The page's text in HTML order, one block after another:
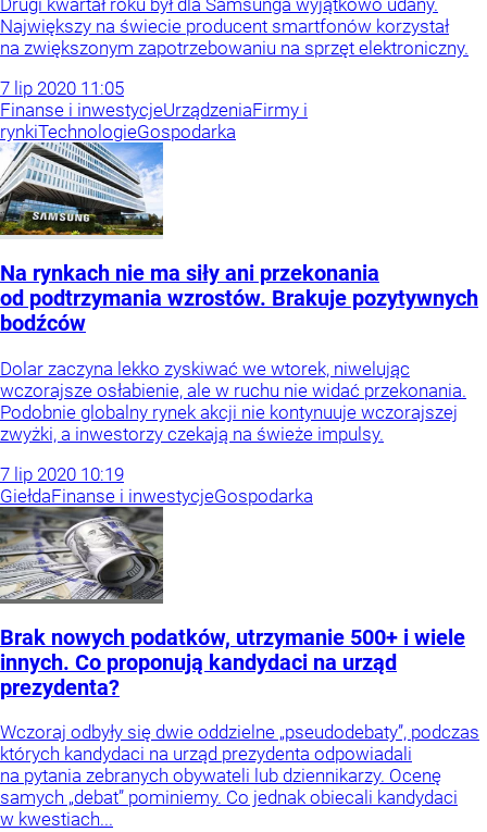
Największy na świecie producent smartfonów korzystał
na zwiększonym zapotrzebowaniu na sprzęt elektroniczny.
7 lip 2020 11:05
Finanse i inwestycjeUrządzeniaFirmy i
rynkiTechnologieGospodarka
Na rynkach nie ma siły ani przekonania
od podtrzymania wzrostów. Brakuje pozytywnych
bodźców
Dolar zaczyna lekko zyskiwać we wtorek, niwelując
wczorajsze osłabienie, ale w ruchu nie widać przekonania.
Podobnie globalny rynek akcji nie kontynuuje wczorajszej
zwyżki, a inwestorzy czekają na świeże impulsy.
7 lip 2020 10:19
GiełdaFinanse i inwestycjeGospodarka
Brak nowych podatków, utrzymanie 500+ i wiele
innych. Co proponują kandydaci na urząd
prezydenta?
Wczoraj odbyły się dwie oddzielne „pseudodebaty”, podczas
których kandydaci na urząd prezydenta odpowiadali
na pytania zebranych obywateli lub dziennikarzy. Ocenę
samych „debat” pominiemy. Co jednak obiecali kandydaci
w kwestiach...